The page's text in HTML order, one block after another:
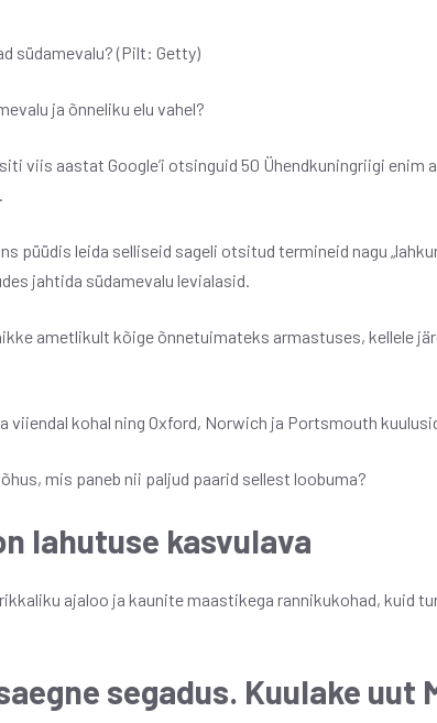
südamevalu? (Pilt: Getty)
ja õnneliku elu vahel?
viis aastat Google’i otsinguid 50 Ühendkuningriigi enim
püüdis leida selliseid sageli otsitud termineid nagu
jahtida südamevalu levialasid.
ametlikult kõige õnnetuimateks armastuses, kellele
viiendal kohal ning Oxford, Norwich ja Portsmouth
mis paneb nii paljud paarid sellest loobuma?
lahutuse kasvulava
ajaloo ja kaunite maastikega rannikukohad, kuid
segadus. Kuulake uut